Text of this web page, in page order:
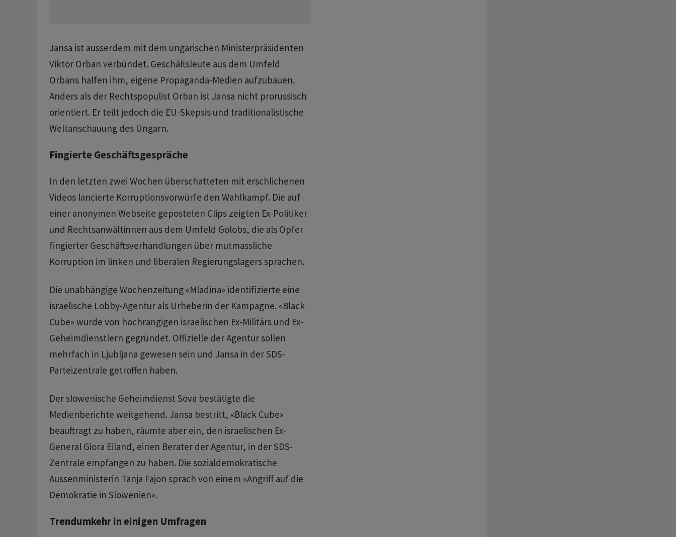
Jansa ist ausserdem mit dem ungarischen Ministerpräsidenten
Viktor Orban verbündet. Geschäftsleute aus dem Umfeld
Orbans halfen ihm, eigene Propaganda-Medien aufzubauen.
Anders als der Rechtspopulist Orban ist Jansa nicht prorussisch
orientiert. Er teilt jedoch die EU-Skepsis und traditionalistische
Weltanschauung des Ungarn.
Fingierte Geschäftsgespräche
In den letzten zwei Wochen überschatteten mit erschlichenen
Videos lancierte Korruptionsvorwürfe den Wahlkampf. Die auf
einer anonymen Webseite geposteten Clips zeigten Ex-Politiker
und Rechtsanwältinnen aus dem Umfeld Golobs, die als Opfer
fingierter Geschäftsverhandlungen über mutmassliche
Korruption im linken und liberalen Regierungslagers sprachen.
Die unabhängige Wochenzeitung «Mladina» identifizierte eine
israelische Lobby-Agentur als Urheberin der Kampagne. «Black
Cube» wurde von hochrangigen israelischen Ex-Militärs und Ex-
Geheimdienstlern gegründet. Offizielle der Agentur sollen
mehrfach in Ljubljana gewesen sein und Jansa in der SDS-
Parteizentrale getroffen haben.
Der slowenische Geheimdienst Sova bestätigte die
Medienberichte weitgehend. Jansa bestritt, «Black Cube»
beauftragt zu haben, räumte aber ein, den israelischen Ex-
General Giora Eiland, einen Berater der Agentur, in der SDS-
Zentrale empfangen zu haben. Die sozialdemokratische
Aussenministerin Tanja Fajon sprach von einem «Angriff auf die
Demokratie in Slowenien».
Trendumkehr in einigen Umfragen